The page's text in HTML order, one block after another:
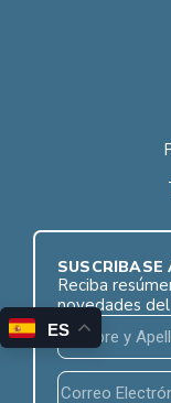
Reciba
novedades
ES